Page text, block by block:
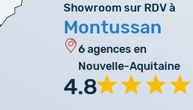
Showroom sur RDV à
Montussan
6 agences en
Nouvelle-Aquitaine
4.8